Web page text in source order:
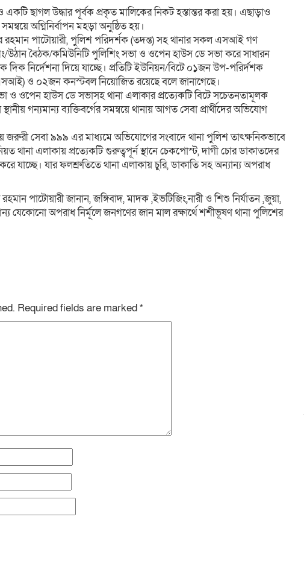
ছাগল উদ্ধার পূর্বক প্রকৃত মালিকের নিকট হস্তান্তর করা হয়। এছাড়াও
অগ্নিনির্বাপন মহড়া অনুষ্ঠিত হয়।
রহমান পাটোয়ারী, পুলিশ পরিদর্শক (তদন্ত) সহ থানার সকল এসআই গণ
উঠান বৈঠক/কমিউনিটি পুলিশিং সভা ও ওপেন হাউস ডে সভা করে সাধারন
নির্দেশনা দিয়ে যাচ্ছে। প্রতিটি ইউনিয়ন/বিটে ০১জন উপ-পরির্দশক
ও ০২জন কনস্টবল নিয়োজিত রয়েছে বলে জানাগেছে।
ও ওপেন হাউস ডে সভাসহ থানা এলাকার প্রত্যেকটি বিটে সচেতনতামূলক
গন্যমান্য ব্যক্তিবর্গের সমন্বয়ে থানায় আগত সেবা প্রার্থীদের অভিযোগ
জরুরী সেবা ৯৯৯ এর মাধ্যমে অভিযোগের সংবাদে থানা পুলিশ তাৎক্ষনিকভাবে
থানা এলাকায় প্রত্যেকটি গুরুত্বপূর্ন স্থানে চেকপোস্ট, দাগী চোর ডাকাতদের
যাচ্ছে। যার ফলশ্রুতিতে থানা এলাকায় চুরি, ডাকাতি সহ অন্যান্য অপরাধ
পাটোয়ারী জানান, জঙ্গিবাদ, মাদক ,ইভটিজিং,নারী ও শিশু নির্যাতন ,জুয়া,
যেকোনো অপরাধ নির্মূলে জনগণের জান মাল রক্ষার্থে শশীভূষণ থানা পুলিশের
Required fields are marked*